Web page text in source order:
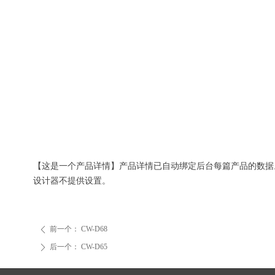
ꄴ 前一个： CW-D68
ꄲ 后一个： CW-D65
【这是一个产品详情】产品详情已自动绑定后台每篇产品的数
设计器不提供设置。